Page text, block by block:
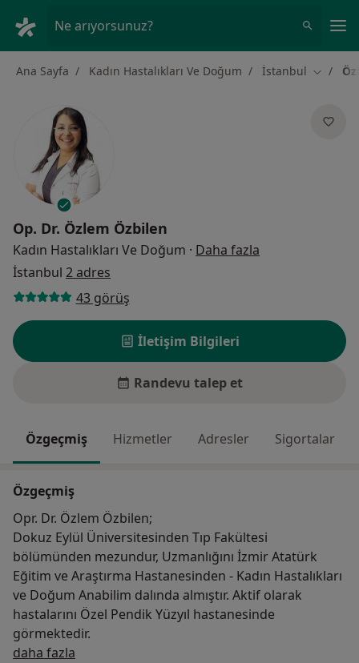
Ne arıyorsunuz?
Ana Sayfa Kadın Hastalıkları Ve Doğum İstanbul Şehir
Op. Dr. Özlem Özbilen
Kadın Hastalıkları Ve Doğum · Daha fazla
İstanbul 2 adres
43 görüş
İletişim Bilgileri
Randevu talep et
Özgeçmiş Hizmetler Adresler Sigortalar
Özgeçmiş
Opr. Dr. Özlem Özbilen;
Dokuz Eylül Üniversitesinden Tıp Fakültesi
bölümünden mezundur, Uzmanlığını İzmir Atatürk
Eğitim ve Araştırma Hastanesinden - Kadın Hastalıkları
ve Doğum Anabilim dalında almıştır. Aktif olarak
hastalarını Özel Pendik Yüzyıl hastanesinde
görmektedir.
daha fazla